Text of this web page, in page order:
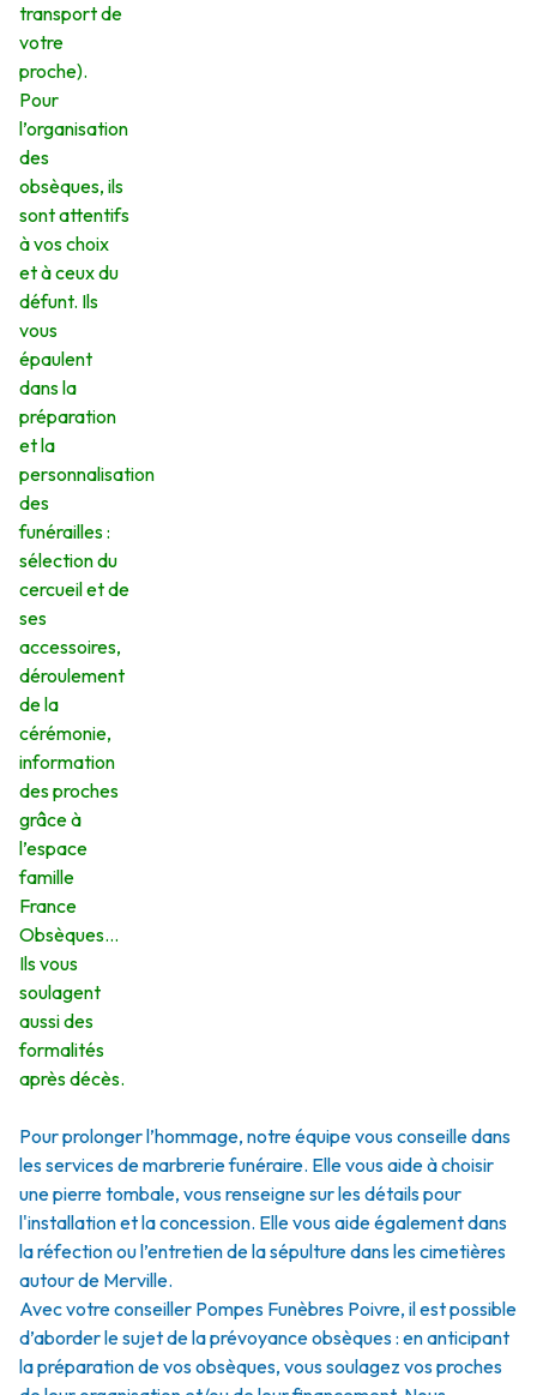
transport de
votre
proche).
Pour
l’organisation
des
obsèques, ils
sont attentifs
à vos choix
et à ceux du
défunt. Ils
vous
épaulent
dans la
préparation
et la
personnalisation
des
funérailles :
sélection du
cercueil et de
ses
accessoires,
déroulement
de la
cérémonie,
information
des proches
grâce à
l’espace
famille
France
Obsèques…
Ils vous
soulagent
aussi des
formalités
après décès.
Pour prolonger l’hommage, notre équipe vous conseille dans
les services de marbrerie funéraire. Elle vous aide à choisir
une pierre tombale, vous renseigne sur les détails pour
l'installation et la concession. Elle vous aide également dans
la réfection ou l’entretien de la sépulture dans les cimetières
autour de Merville.
Avec votre conseiller Pompes Funèbres Poivre, il est possible
d’aborder le sujet de la prévoyance obsèques : en anticipant
la préparation de vos obsèques, vous soulagez vos proches